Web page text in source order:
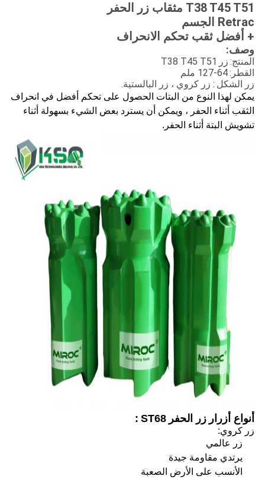
T38 T45 T51 مثقاب زر الحفر
Retrac الجسم
+ أفضل ثقب تحكم الانحراف
وصف:
المنتج: زر T38 T45 T51
القطر:64-127 ملم
زر الشكل : زر كروي ، زر البالستية.
يمكن لهذا النوع من البتات الحصول على تحكم أفضل في انحراف
الثقب أثناء الحفر ، ويمكن أن يسترد بعض الشيء بسهولة أثناء
تشويش البتة أثناء الحفر.
أنواع أزرار زر الحفر ST68
:
زر كروي:
زر عالمي
يرتدي مقاومة جيدة
الأنسب على الأرض الصعبة